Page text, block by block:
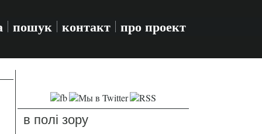
пошук контакт про проект
в полі зору